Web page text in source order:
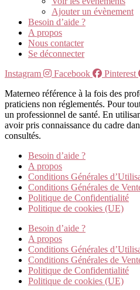
Ajouter un évènement
Besoin d’aide ?
A propos
Nous contacter
Se déconnecter
Instagram
Facebook Pinterest
Materneo référence à la fois des
praticiens non réglementés. Pour
un professionnel de santé. En
avoir pris connaissance du cadre
consultés.
Besoin d’aide ?
A propos
Conditions Générales
Conditions Générales de
Politique de Confidentialité
Politique de cookies (UE)
Besoin d’aide ?
A propos
Conditions Générales
Conditions Générales de
Politique de Confidentialité
Politique de cookies (UE)